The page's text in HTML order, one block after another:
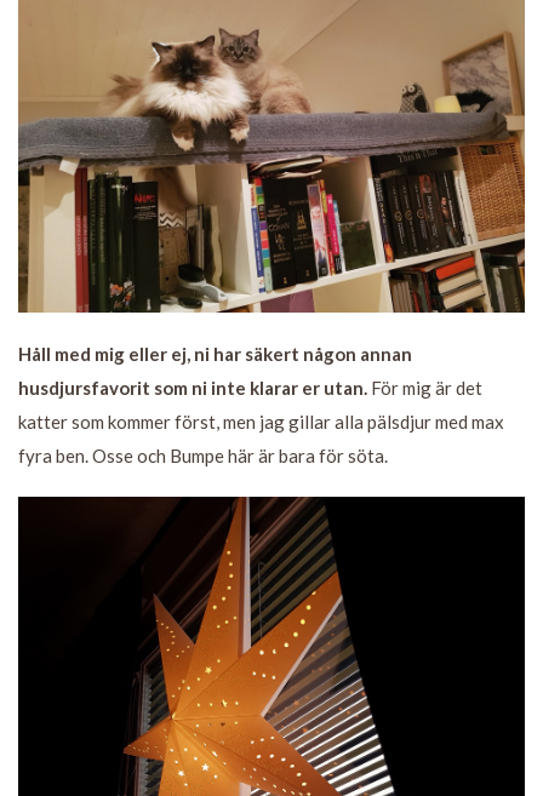
Håll med mig eller ej, ni har säkert någon annan
husdjursfavorit som ni inte klarar er utan. För mig är det
katter som kommer först, men jag gillar alla pälsdjur med max
fyra ben. Osse och Bumpe här är bara för söta.